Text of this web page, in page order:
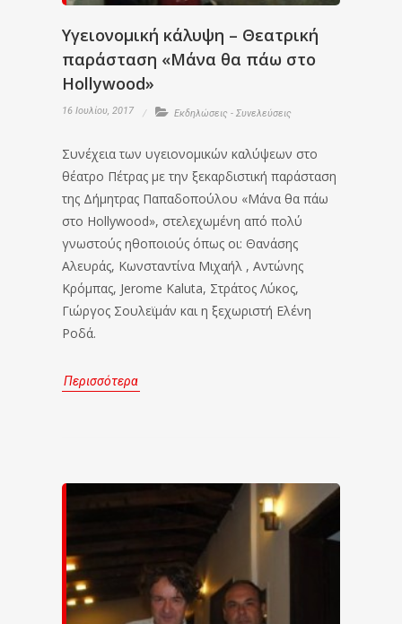
Υγειονομική κάλυψη – Θεατρική
παράσταση «Μάνα θα πάω στο
Hollywood»
16 Ιουλίου, 2017 Εκδηλώσεις - Συνελεύσεις
Συνέχεια των υγειονομικών καλύψεων στο
θέατρο Πέτρας με την ξεκαρδιστική παράσταση
της Δήμητρας Παπαδοπούλου «Μάνα θα πάω
στο Hollywood», στελεχωμένη από πολύ
γνωστούς ηθοποιούς όπως οι: Θανάσης
Αλευράς, Κωνσταντίνα Μιχαήλ , Αντώνης
Κρόμπας, Jerome Kaluta, Στράτος Λύκος,
Γιώργος Σουλεϊμάν και η ξεχωριστή Ελένη
Ροδά.
Περισσότερα